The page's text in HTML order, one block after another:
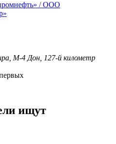
/ ООО
М-4 Дон, 127-й километр
ищут